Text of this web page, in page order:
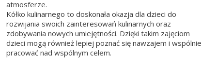
atmosferze.
Kółko kulinarnego to doskonała okazja dla dzieci do
rozwijania swoich zainteresowań kulinarnych oraz
zdobywania nowych umiejętności. Dzięki takim zajęciom
dzieci mogą również lepiej poznać się nawzajem i wspólnie
pracować nad wspólnym celem.